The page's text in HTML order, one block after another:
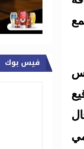
فيس بوك